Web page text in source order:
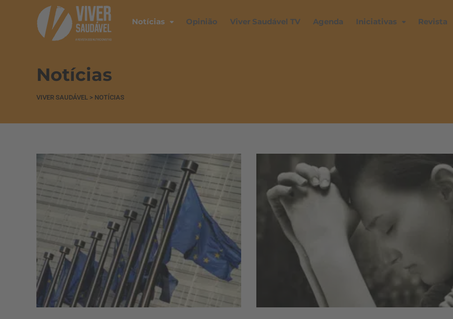
Notícias Opinião Viver Saudável TV Agenda Iniciativas Revista
Notícias
VIVER SAUDÁVEL > NOTÍCIAS